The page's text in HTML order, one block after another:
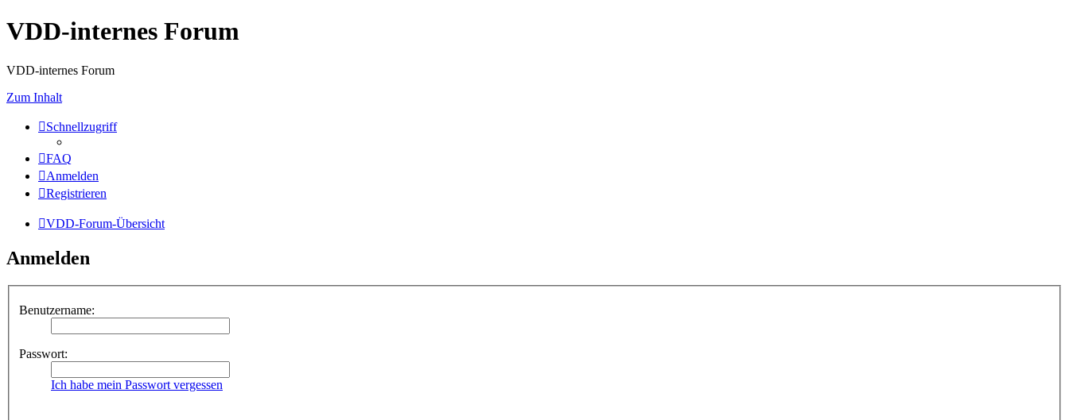
VDD-internes Forum
VDD-internes Forum
Zum Inhalt
Schnellzugriff
FAQ
Anmelden
Registrieren
VDD-Forum-Übersicht
Anmelden
Benutzername:
Passwort:
Ich habe mein Passwort vergessen